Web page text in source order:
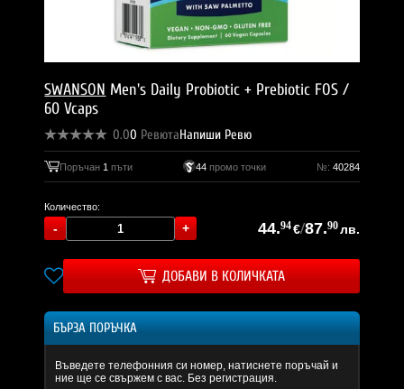
SWANSON Men's Daily Probiotic + Prebiotic FOS /
60 Vcaps
0.00 РевютаНапиши Ревю
Поръчан 1 пъти 44промо точки №: 40284
Количество:
44.94€/87.90лв.
ДОБАВИ В КОЛИЧКАТА
БЪРЗА ПОРЪЧКА
Въведете телефонния си номер, натиснете поръчай и
ние ще се свържем с вас. Без регистрация.